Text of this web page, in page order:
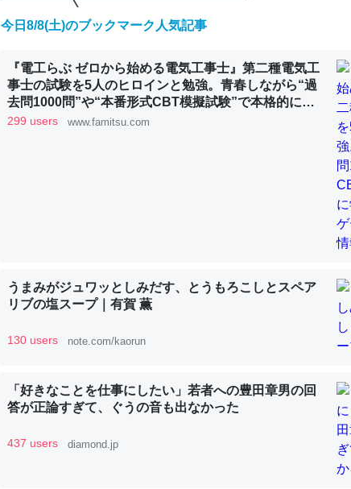
─GPTの仕組みと限界についての考察（１） - conceptualization
昆虫ってカルシウム少ないのか。知らんかった。調べたらコオロ
─ニュース :: 【研究発表】昆虫学の大問題＝「昆虫はなぜ海にいないのか」
論文では「淡水はカルシウムも酸素も不足してて両方に不利だか
は」とあって面白い。海にいる鋏角類（カブトガニ・ウミグモ）
─ニュース :: 【研究発表】昆虫学の大問題＝「昆虫はなぜ海にいないのか」
これを元に考えるとカルシウムを大量に使う脊椎動物と貝類は苦
今日8/8(土)のブックマーク人気記事
『電工らぶ ゼロから始める電気工事士』第二種電気工
事士の試験を5人のヒロインと勉強。青春しながら“過
去問1000問”や“本番形式CBT模擬試験”で本格的に学
べるノベルゲーム | ゲーム・エンタメ最新情報のファミ
299 users www.famitsu.com
うまみがジュワッとしみだす、とうもろこしとスペア
リブの塩スープ｜有賀 薫
130 users note.com/kaorun
「好きなことを仕事にしたい」若者への豊田章男の回
答が正論すぎて、ぐうの音も出なかった
437 users diamond.jp